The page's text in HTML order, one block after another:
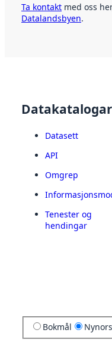
Ta kontakt med oss
Datalandsbyen.
Datakatalogar
Datasett
API
Omgrep
Tenester og
hendingar
Bokmål